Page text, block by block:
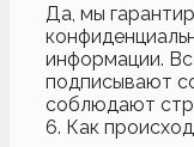
Да, мы
информации.
подписывают
соблюдают
6. Как